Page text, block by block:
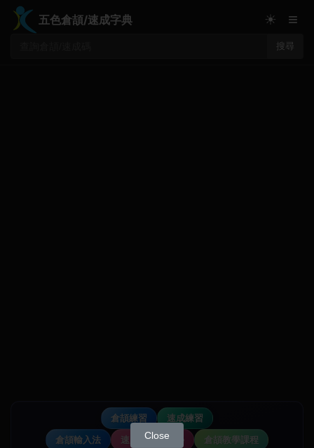
五色倉頡/速成字典
搜尋
☀ ≡
倉頡練習
速成練習
倉頡輸入法
速成輸入法教學
倉頡教學課程
Close